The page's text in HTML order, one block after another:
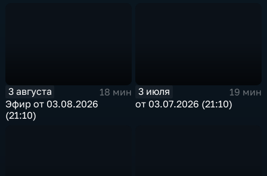
3 августа
18 мин
Эфир от 03.08.2026
(21:10)
3 июля
19 мин
от 03.07.2026 (21:10)